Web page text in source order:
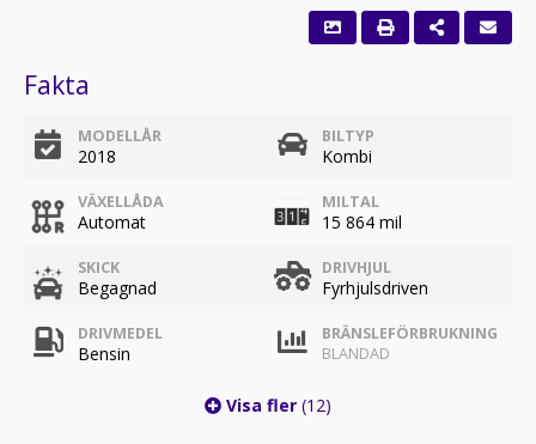
Fakta
MODELLÅR
2018
BILTYP
Kombi
VÄXELLÅDA
Automat
MILTAL
15 864 mil
SKICK
Begagnad
DRIVHJUL
Fyrhjulsdriven
DRIVMEDEL
Bensin
BRÄNSLEFÖRBRUKNING
BLANDAD
Visa fler (12)